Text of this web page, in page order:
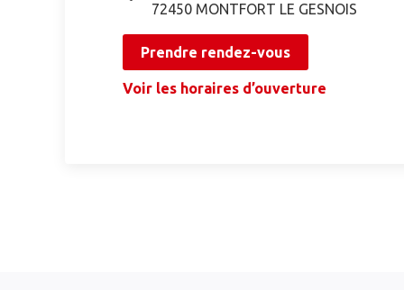
72450 MONTFORT LE GESNOIS
Prendre rendez-vous
Voir les horaires d’ouverture